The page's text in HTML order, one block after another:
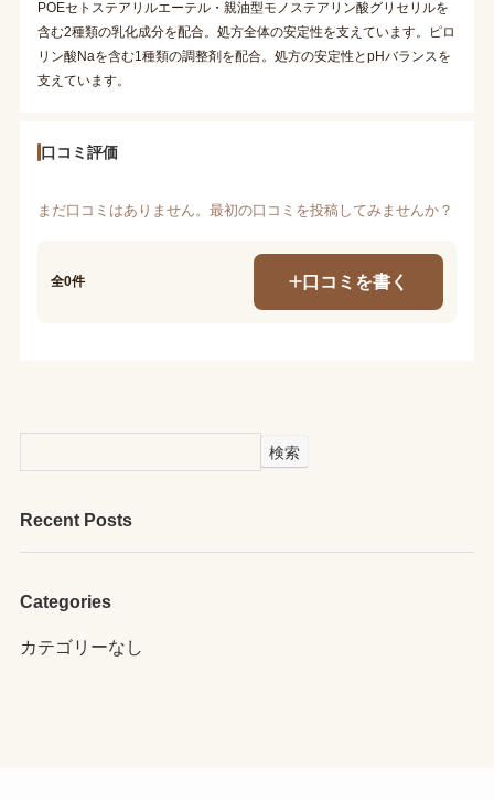
POEセトステアリルエーテル・親油型モノステアリン酸グリセリルを
含む2種類の乳化成分を配合。処方全体の安定性を支えています。ピロ
リン酸Naを含む1種類の調整剤を配合。処方の安定性とpHバランスを
支えています。
口コミ評価
まだ口コミはありません。最初の口コミを投稿してみませんか？
全0件 口コミを書く
検索
Recent Posts
Categories
カテゴリーなし